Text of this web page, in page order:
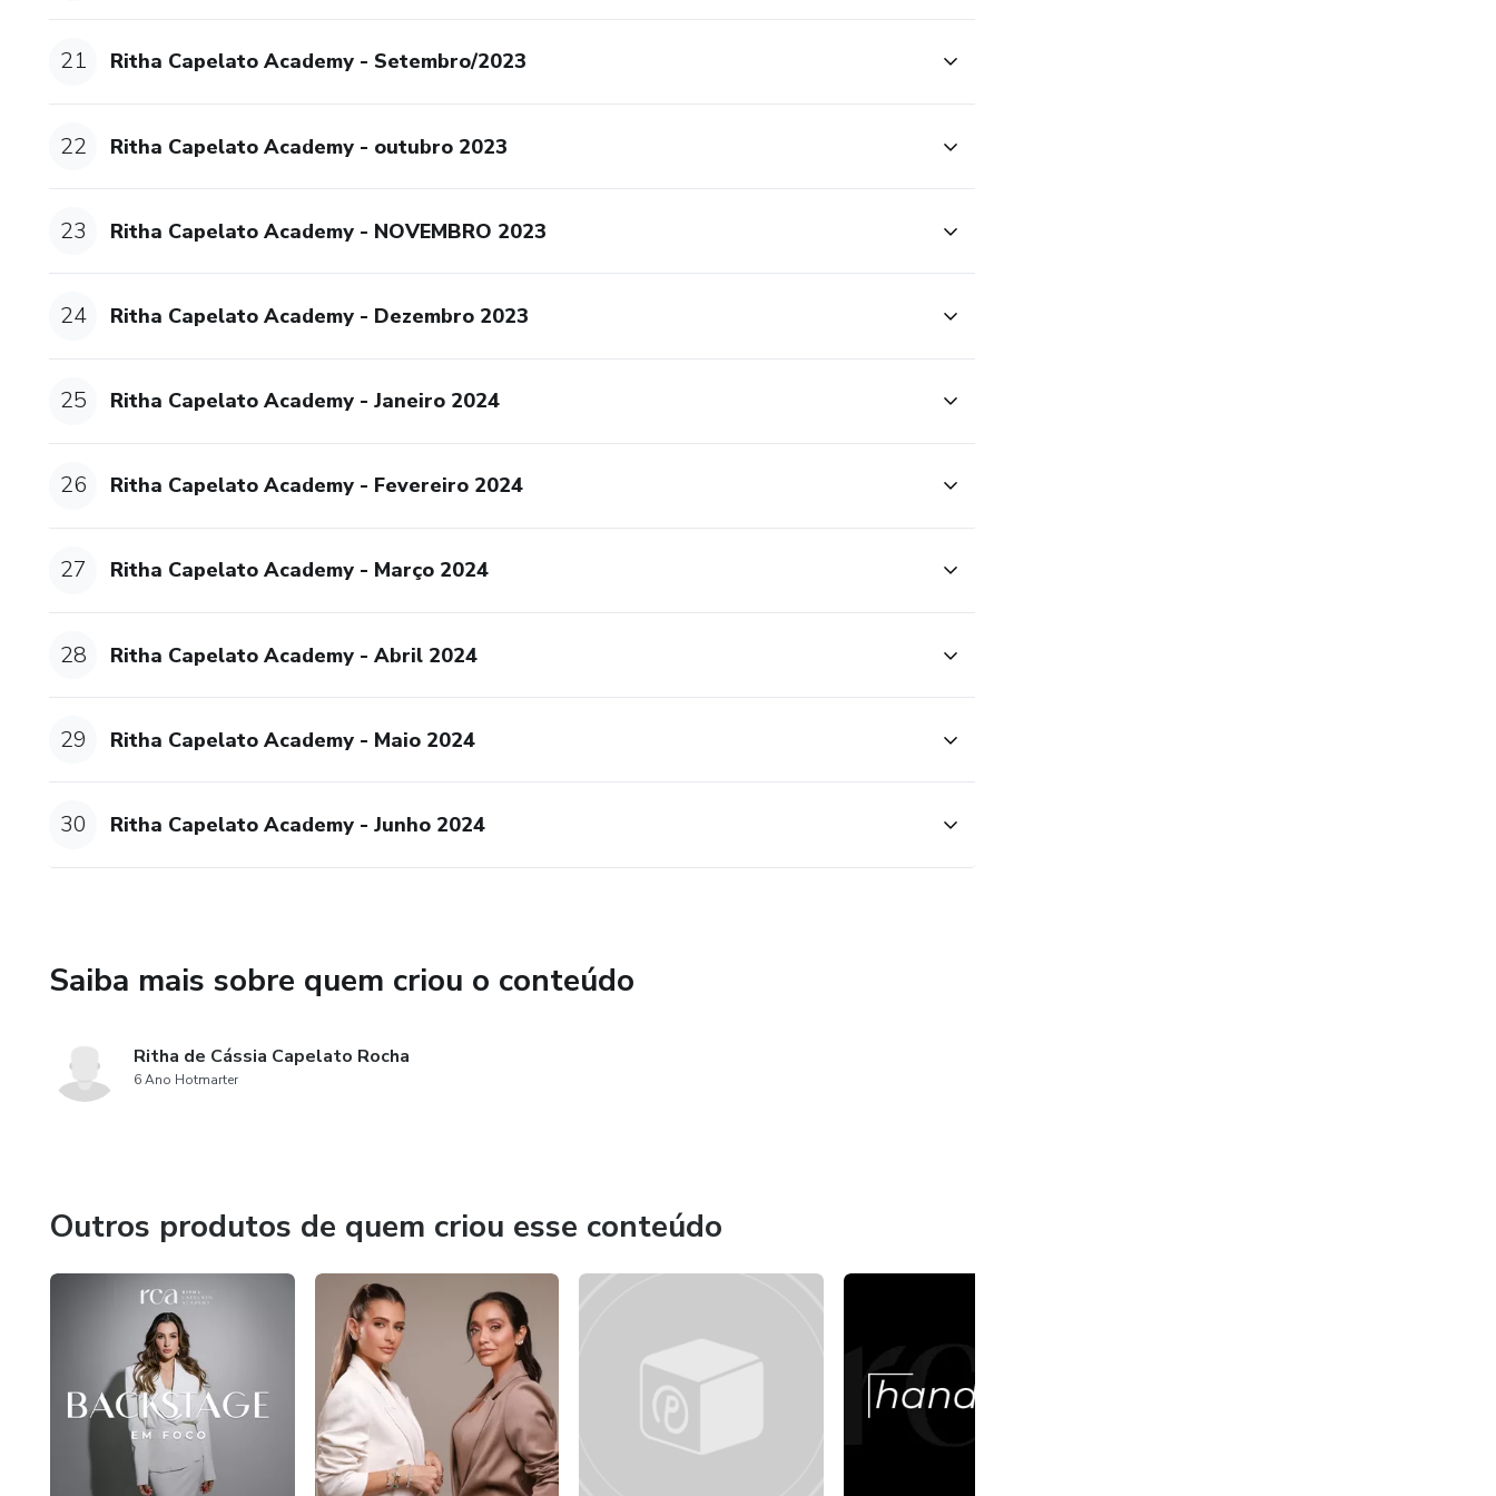
21 Ritha Capelato Academy - Setembro/2023
22 Ritha Capelato Academy - outubro 2023
23 Ritha Capelato Academy - NOVEMBRO 2023
24 Ritha Capelato Academy - Dezembro 2023
25 Ritha Capelato Academy - Janeiro 2024
26 Ritha Capelato Academy - Fevereiro 2024
27 Ritha Capelato Academy - Março 2024
28 Ritha Capelato Academy - Abril 2024
29 Ritha Capelato Academy - Maio 2024
30 Ritha Capelato Academy - Junho 2024
Saiba mais sobre quem criou o conteúdo
Ritha de Cássia Capelato Rocha
6 Ano Hotmarter
Outros produtos de quem criou esse conteúdo